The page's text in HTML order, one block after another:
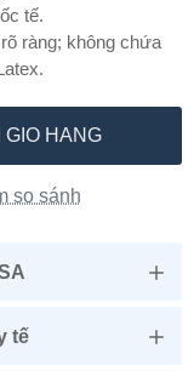
GIỎ HÀNG
so sánh
tế.
ràng; không chứa
tế